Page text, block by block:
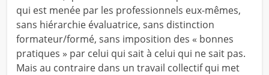
qui est menée par les professionnels eux-mêmes,
sans hiérarchie évaluatrice, sans distinction
formateur/formé, sans imposition des « bonnes
pratiques » par celui qui sait à celui qui ne sait pas.
Mais au contraire dans un travail collectif qui met